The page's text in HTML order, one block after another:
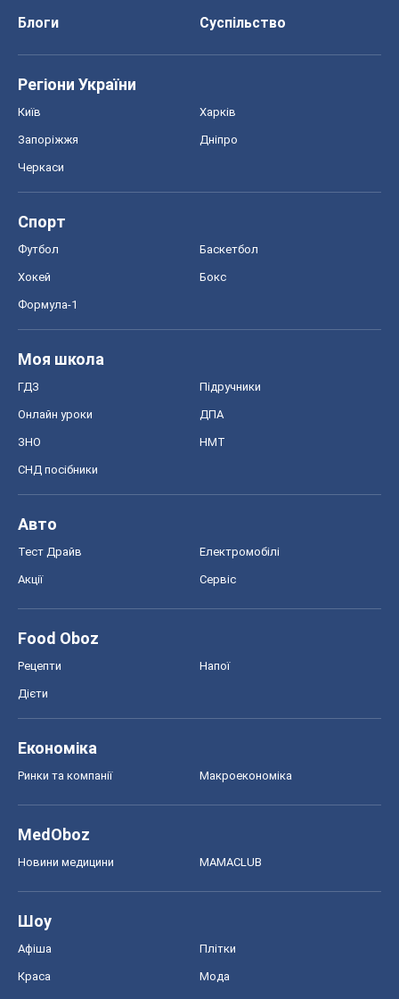
Блоги
Суспільство
Регіони України
Київ Харків
Запоріжжя Дніпро
Черкаси
Спорт
Футбол Баскетбол
Хокей Бокс
Формула-1
Моя школа
ГДЗ Підручники
Онлайн уроки ДПА
ЗНО НМТ
СНД посібники
Авто
Тест Драйв Електромобілі
Акції Сервіс
Food Oboz
Рецепти Напої
Дієти
Економіка
Ринки та компанії Макроекономіка
MedOboz
Новини медицини MAMACLUB
Шоу
Афіша Плітки
Краса Мода